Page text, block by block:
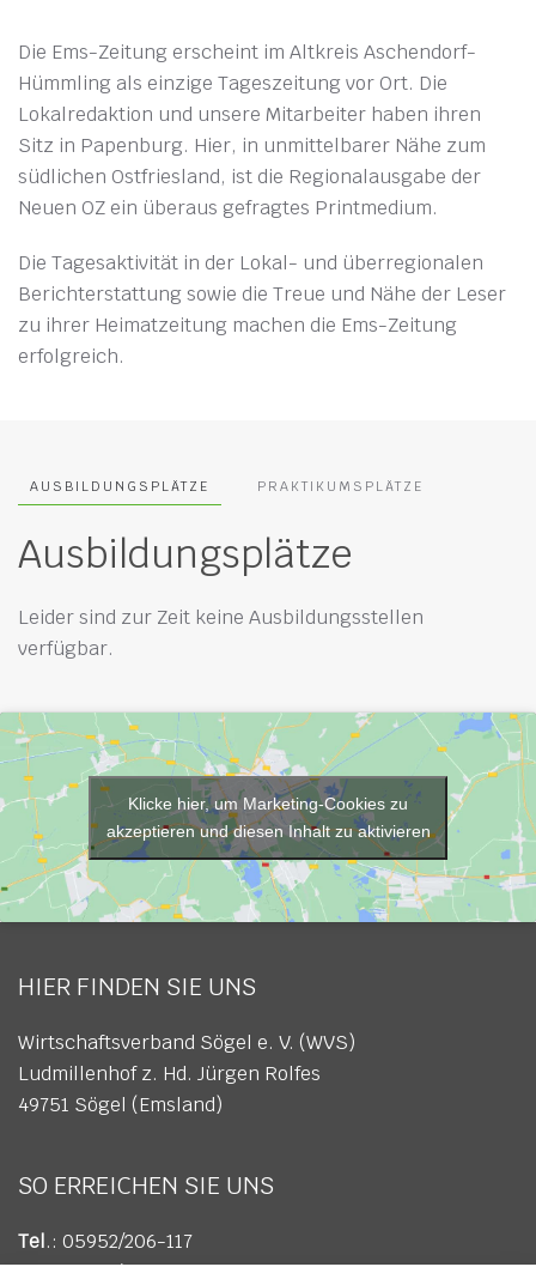
Die Ems-Zeitung erscheint im Altkreis Aschendorf-
Hümmling als einzige Tageszeitung vor Ort. Die
Lokalredaktion und unsere Mitarbeiter haben ihren
Sitz in Papenburg. Hier, in unmittelbarer Nähe zum
südlichen Ostfriesland, ist die Regionalausgabe der
Neuen OZ ein überaus gefragtes Printmedium.
Die Tagesaktivität in der Lokal- und überregionalen
Berichterstattung sowie die Treue und Nähe der Leser
zu ihrer Heimatzeitung machen die Ems-Zeitung
erfolgreich.
AUSBILDUNGSPLÄTZE PRAKTIKUMSPLÄTZE
Ausbildungsplätze
Leider sind zur Zeit keine Ausbildungsstellen
verfügbar.
Klicke hier, um Marketing-Cookies zu
akzeptieren und diesen Inhalt zu aktivieren
HIER FINDEN SIE UNS
Wirtschaftsverband Sögel e. V. (WVS)
Ludmillenhof z. Hd. Jürgen Rolfes
49751 Sögel (Emsland)
SO ERREICHEN SIE UNS
Tel.: 05952/206-117